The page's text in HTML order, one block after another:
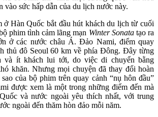
vào sức hấp dẫn của du lịch nước này.
ở Hàn Quốc bắt đầu hút khách du lịch từ cuối
phim tình cảm lãng mạn Winter Sonata tạo ra
ở các nước châu Á. Đảo Nami, điểm quay
thủ đô Seoul 60 km về phía Đông. Đây từng
và ít khách lui tới, do việc di chuyển bằng
khăn. Nhưng mọi chuyện đã thay đổi hoàn
của bộ phim trên quay cảnh “nụ hôn đầu”
được xem là một trong những điểm đến mà
và nước ngoài yêu thích nhất, với trung
ngoài đến thăm hòn đảo mỗi năm.